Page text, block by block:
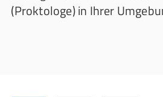
(Proktologe) in Ihrer